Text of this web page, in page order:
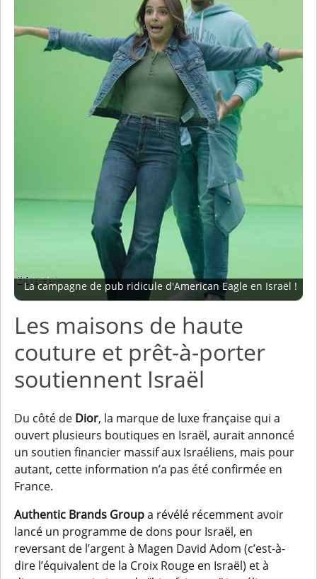
La campagne de pub ridicule d'American Eagle en Israël !
Les maisons de haute
couture et prêt-à-porter
soutiennent Israël
Du côté de Dior, la marque de luxe française qui a
ouvert plusieurs boutiques en Israël, aurait annoncé
un soutien financier massif aux Israéliens, mais pour
autant, cette information n’a pas été confirmée en
France.
Authentic Brands Groupa révélé récemment avoir
lancé un programme de dons pour Israël, en
reversant de l’argent à Magen David Adom (c’est-à-
dire l’équivalent de la Croix Rouge en Israël) et à